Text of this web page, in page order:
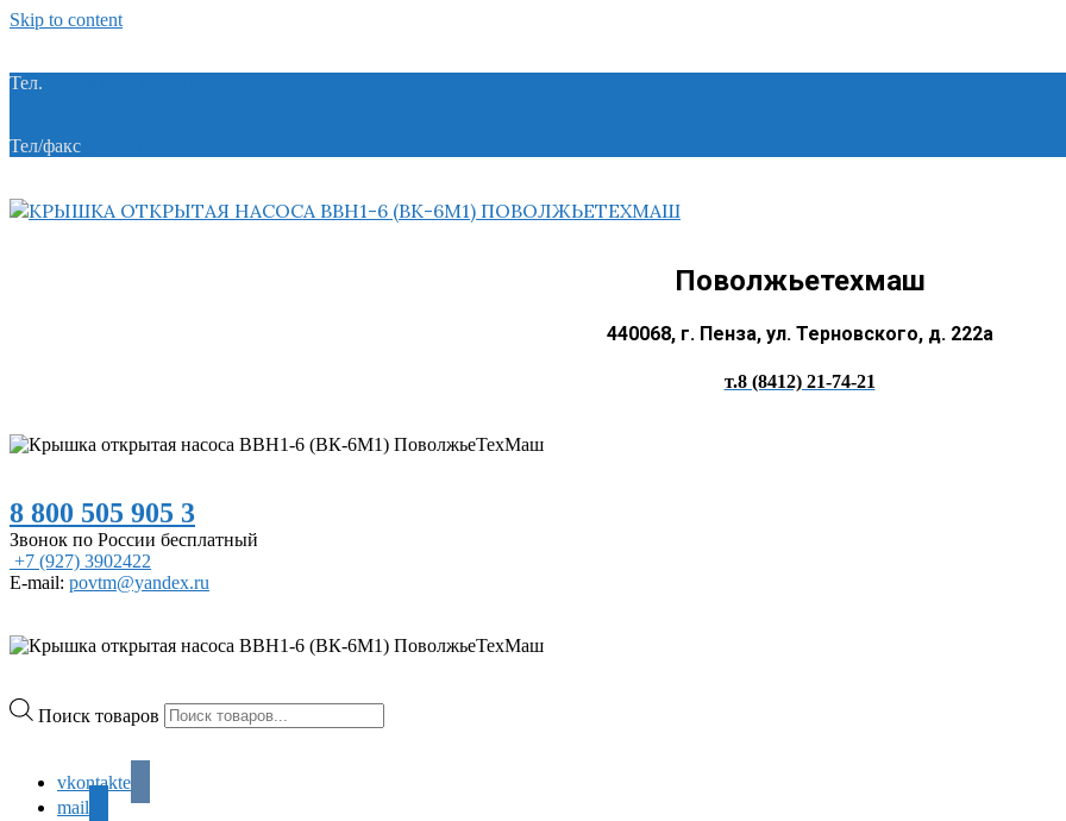
Skip to content
Тел.
Тел/факс
Поволжьетехмаш
440068, г. Пенза, ул. Терновского, д. 222а
т.8 (8412) 21-74-21
8 800 505 905 3
Звонок по России бесплатный
+7 (927) 3902422
E-mail: povtm@yandex.ru
Поиск товаров
vkontakte
mail